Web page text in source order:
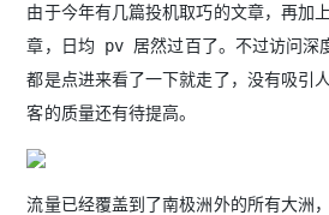
由于今年有几篇投机取巧的文章，再加
章，日均 pv 居然过百了。不过访问深
都是点进来看了一下就走了，没有吸引
客的质量还有待提高。
流量已经覆盖到了南极洲外的所有大洲